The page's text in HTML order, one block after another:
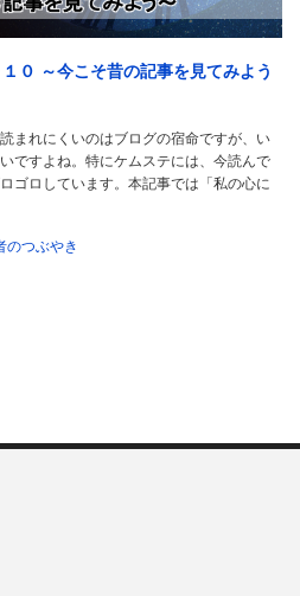
０ ～今こそ昔の記事を見てみよう
まれにくいのはブログの宿命ですが、い
ですよね。特にケムステには、今読んで
ゴロしています。本記事では「私の心に
のつぶやき